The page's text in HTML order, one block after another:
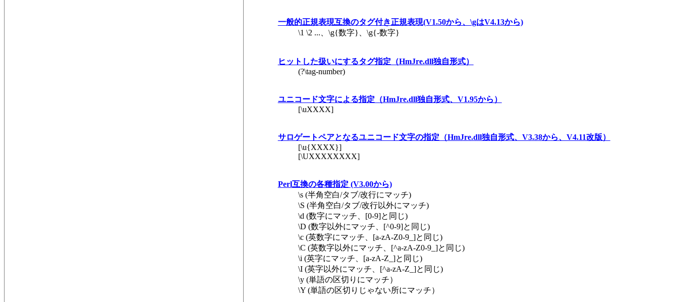
一般的正規表現互換のタグ付き正規表現(V1.50から、\gはV4.13から)
\1 \2 ...、\g{数字}、\g{-数字}
ヒットした扱いにするタグ指定（HmJre.dll独自形式）
(?\tag-number)
ユニコード文字による指定（HmJre.dll独自形式、V1.95から）
[\uXXXX]
サロゲートペアとなるユニコード文字の指定（HmJre.dll独自形式、V3.38から、V4.11改版）
[\u{XXXX}]
[\UXXXXXXXX]
Perl互換の各種指定 (V3.00から)
\s (半角空白/タブ/改行にマッチ)
\S (半角空白/タブ/改行以外にマッチ)
\d (数字にマッチ、[0-9]と同じ)
\D (数字以外にマッチ、[^0-9]と同じ)
\c (英数字にマッチ、[a-zA-Z0-9_]と同じ)
\C (英数字以外にマッチ、[^a-zA-Z0-9_]と同じ)
\i (英字にマッチ、[a-zA-Z_]と同じ)
\I (英字以外にマッチ、[^a-zA-Z_]と同じ)
\y (単語の区切りにマッチ）
\Y (単語の区切りじゃない所にマッチ）